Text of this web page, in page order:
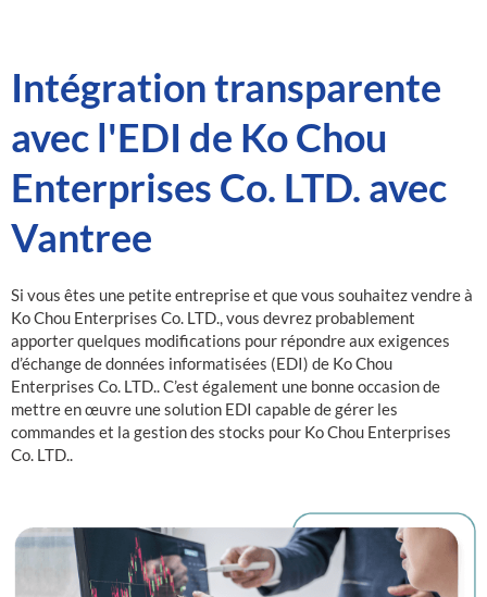
Intégration transparente
avec l'EDI de Ko Chou
Enterprises Co. LTD. avec
Vantree
Si vous êtes une petite entreprise et que vous souhaitez vendre à
Ko Chou Enterprises Co. LTD., vous devrez probablement
apporter quelques modifications pour répondre aux exigences
d’échange de données informatisées (EDI) de Ko Chou
Enterprises Co. LTD.. C’est également une bonne occasion de
mettre en œuvre une solution EDI capable de gérer les
commandes et la gestion des stocks pour Ko Chou Enterprises
Co. LTD..